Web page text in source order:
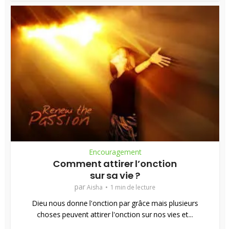
Encouragement
Comment attirer l’onction
sur sa vie ?
parAisha 1 min de lecture
Dieu nous donne l'onction par grâce mais plusieurs
choses peuvent attirer l'onction sur nos vies et...